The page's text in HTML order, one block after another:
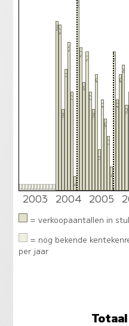
111111111111
38
37
18
27
33
22
3
43
32
24
31
22
18
26
9
20
16
12
5
31
20
26
28
19
2003 2004 2005
= verkoopaantallen in
= nog bekende
per jaar